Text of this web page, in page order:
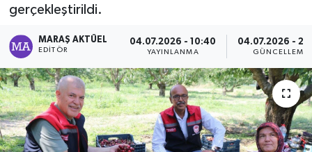
gerçekleştirildi.
MARAŞ AKTÜEL
EDITÖR
04.07.2026 - 10:40
YAYINLANMA
04.07.2026 -
GÜNCELLEME
Eğitim
Dünya
Kültür Sanat
Haber Arşivi